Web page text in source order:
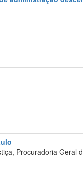
Procuradoria Geral